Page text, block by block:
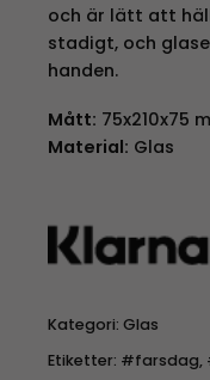
och är lätt att
stadigt, och
handen.
Mått: 75x210x75
Material: Glas
Kategori: Glas
Etiketter: #farsdag,